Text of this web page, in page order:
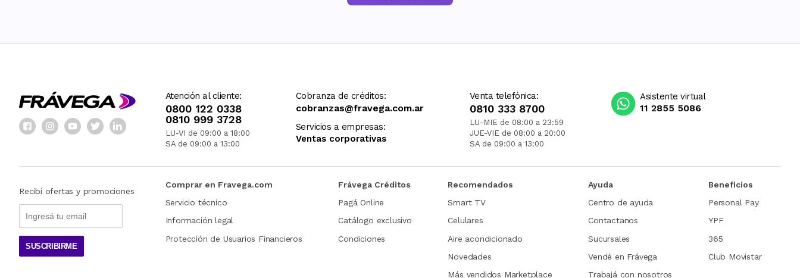
Atención al cliente:
0800 122 0338
0810 999 3728
LU-VI de 09:00 a 18:00
SA de 09:00 a 13:00
Cobranza de créditos:
cobranzas@fravega.com.ar
Servicios a empresas:
Ventas corporativas
Venta telefónica:
0810 333 8700
LU-MIE de 08:00 a 23:59
JUE-VIE de 08:00 a 20:00
SA de 09:00 a 13:00
Asistente virtual
11 2855 5086
Recibí ofertas y promociones
SUSCRIBIRME
Comprar en Fravega.com
Servicio técnico
Información legal
Protección de Usuarios Financieros
Frávega Créditos
Pagá Online
Catálogo exclusivo
Condiciones
Recomendados
Smart TV
Celulares
Aire acondicionado
Novedades
Más vendidos Marketplace
Ayuda
Centro de ayuda
Contactanos
Sucursales
Vendé en Frávega
Trabajá con nosotros
Beneficios
Personal Pay
YPF
365
Club Movistar